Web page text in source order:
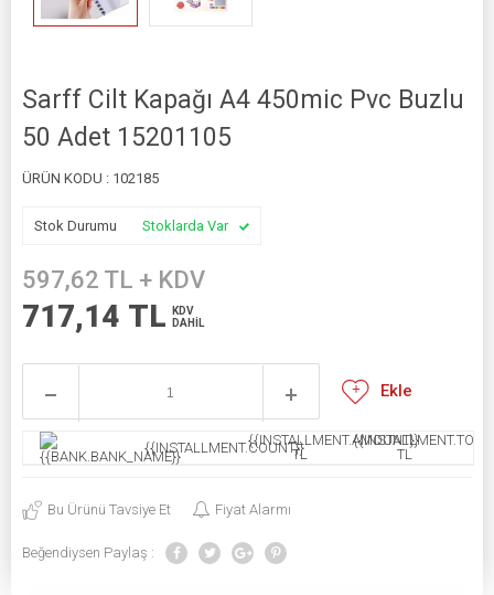
Sarff Cilt Kapağı A4 450mic Pvc Buzlu
50 Adet 15201105
ÜRÜN KODU : 102185
Stok Durumu Stoklarda Var
597,62 TL + KDV
717,14 TL
KDV
DAHİL
Ekle
{{INSTALLMENT.COUNT}}{{INSTALLMENT.AMOUNT}}
TL
TL
Bu Ürünü Tavsiye Et Fiyat Alarmı
Beğendiysen Paylaş :